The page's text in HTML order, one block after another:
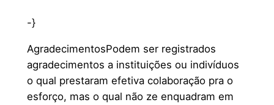
-}
AgradecimentosPodem ser registrados
agradecimentos a instituições ou indivíduos
o qual prestaram efetiva colaboração pra o
esforço, mas o qual não ze enquadram em